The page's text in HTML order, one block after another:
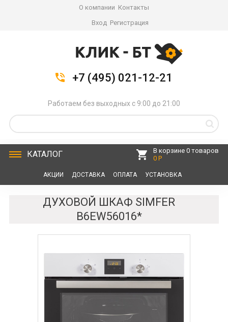
О компании Контакты
Вход Регистрация
+7 (495) 021-12-21
Работаем без выходных с 9:00 до 21:00
КАТАЛОГ
В корзине 0 товаров
0 Р
АКЦИИ ДОСТАВКА ОПЛАТА УСТАНОВКА
КОНТАКТЫ
ДУХОВОЙ ШКАФ SIMFER
B6EW56016*